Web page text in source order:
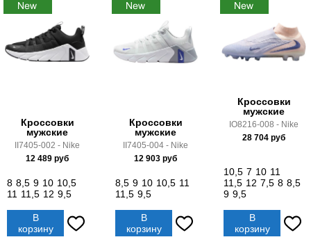
Кроссовки
мужские
II7405-002 - Nike
12 489 руб
8 8,5 9 10 10,5
11 11,5 12 9,5
В
корзину
Кроссовки
мужские
II7405-004 - Nike
12 903 руб
8,5 9 10 10,5 11
11,5 9,5
В
корзину
Кроссовки
мужские
IO8216-008 - Nike
28 704 руб
10,5 7 10 11
11,5 12 7,5 8 8,5
9 9,5
В
корзину